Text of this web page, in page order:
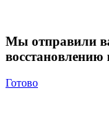
Мы отправили
восстановлению
Готово